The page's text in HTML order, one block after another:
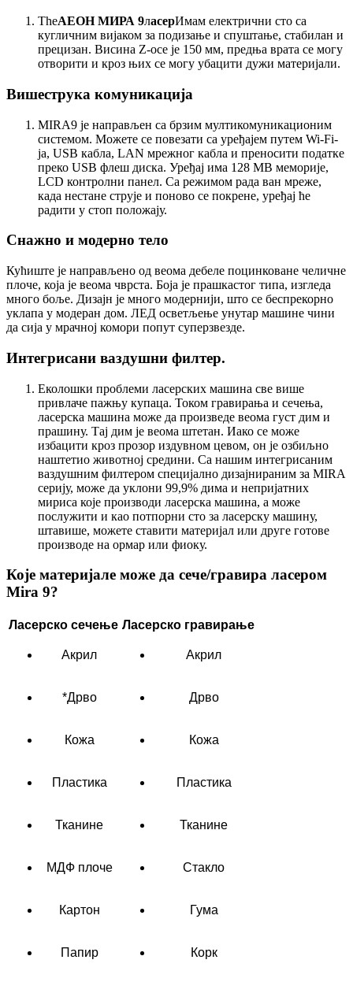
TheАЕОН МИРА 9ласерИмам електрични сто са
кугличним вијаком за подизање и спуштање, стабилан и
прецизан. Висина Z-осе је 150 мм, предња врата се могу
отворити и кроз њих се могу убацити дужи материјали.
Вишеструка комуникација
MIRA9 је направљен са брзим мултикомуникационим
системом. Можете се повезати са уређајем путем Wi-Fi-
ја, USB кабла, LAN мрежног кабла и преносити податке
преко USB флеш диска. Уређај има 128 MB меморије,
LCD контролни панел. Са режимом рада ван мреже,
када нестане струје и поново се покрене, уређај ће
радити у стоп положају.
Снажно и модерно тело
Кућиште је направљено од веома дебеле поцинковане челичне
плоче, која је веома чврста. Боја је прашкастог типа, изгледа
много боље. Дизајн је много модернији, што се беспрекорно
уклапа у модеран дом. ЛЕД осветљење унутар машине чини
да сија у мрачној комори попут суперзвезде.
Интегрисани ваздушни филтер.
Еколошки проблеми ласерских машина све више
привлаче пажњу купаца. Током гравирања и сечења,
ласерска машина може да произведе веома густ дим и
прашину. Тај дим је веома штетан. Иако се може
избацити кроз прозор издувном цевом, он је озбиљно
наштетио животној средини. Са нашим интегрисаним
ваздушним филтером специјално дизајнираним за MIRA
серију, може да уклони 99,9% дима и непријатних
мириса које производи ласерска машина, а може
послужити и као потпорни сто за ласерску машину,
штавише, можете ставити материјал или друге готове
производе на ормар или фиоку.
Које материјале може да сече/гравира ласером
Mira 9?
Ласерско сечење Ласерско гравирање
Акрил Акрил
*Дрво Дрво
Кожа Кожа
Пластика Пластика
Тканине Тканине
МДФ плоче Стакло
Картон Гума
Папир Корк